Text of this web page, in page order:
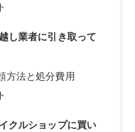
し業者に引き取って
方法と処分費用
クルショップに買い